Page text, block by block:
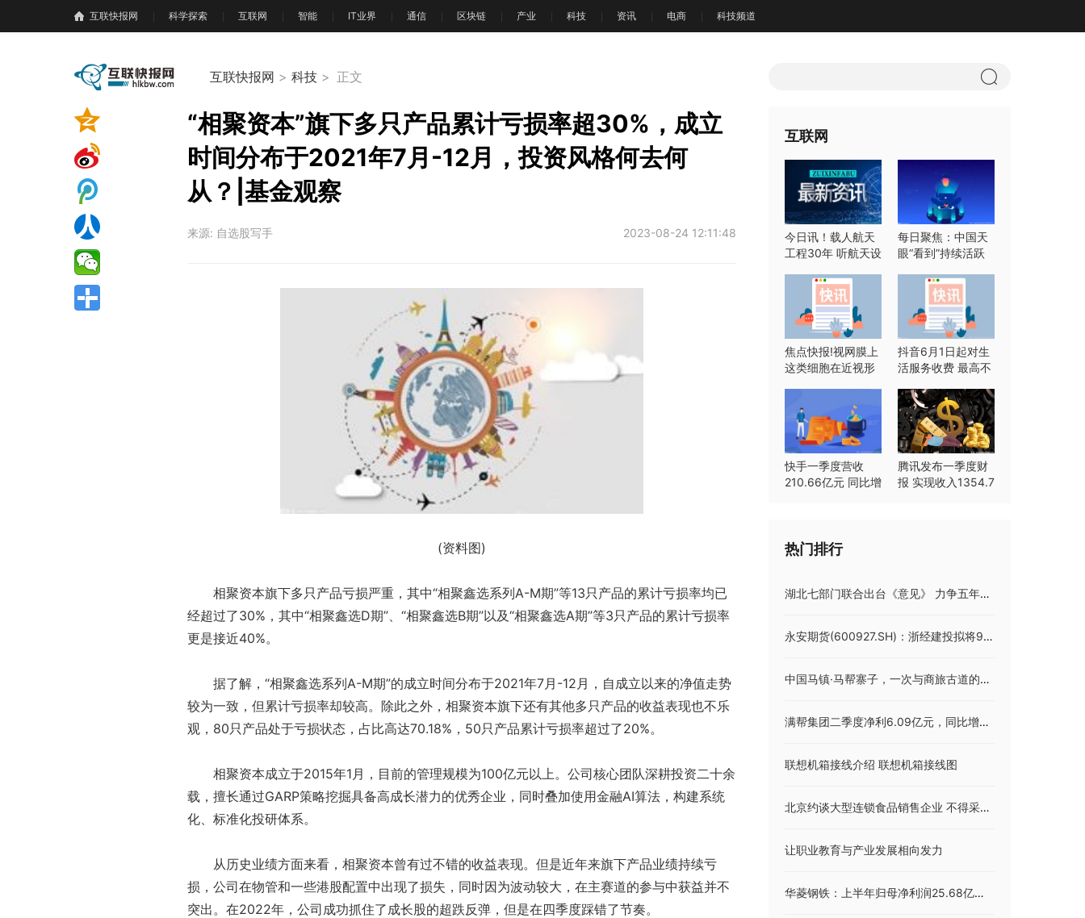
互联快报网 科学探索 互联网 智能 IT业界 通信 区块链 产业 科技 资讯 电商 科技频道
互联快报网 > 科技> 正文
“相聚资本”旗下多只产品累计亏损率超30%，成立
时间分布于2021年7月-12月，投资风格何去何
从？|基金观察
来源: 自选股写手 2023-08-24 12:11:48
(资料图)
相聚资本旗下多只产品亏损严重，其中“相聚鑫选系列A-M期”等13只产品的累计亏损率均已
经超过了30%，其中“相聚鑫选D期”、“相聚鑫选B期”以及“相聚鑫选A期”等3只产品的累计亏损率
更是接近40%。
据了解，“相聚鑫选系列A-M期”的成立时间分布于2021年7月-12月，自成立以来的净值走势
较为一致，但累计亏损率却较高。除此之外，相聚资本旗下还有其他多只产品的收益表现也不乐
观，80只产品处于亏损状态，占比高达70.18%，50只产品累计亏损率超过了20%。
相聚资本成立于2015年1月，目前的管理规模为100亿元以上。公司核心团队深耕投资二十余
载，擅长通过GARP策略挖掘具备高成长潜力的优秀企业，同时叠加使用金融AI算法，构建系统
化、标准化投研体系。
从历史业绩方面来看，相聚资本曾有过不错的收益表现。但是近年来旗下产品业绩持续亏
损，公司在物管和一些港股配置中出现了损失，同时因为波动较大，在主赛道的参与中获益并不
突出。在2022年，公司成功抓住了成长股的超跌反弹，但是在四季度踩错了节奏。
互联网
今日讯！载人航天
工程30年 听航天设
每日聚焦：中国天
眼“看到”持续活跃
焦点快报!视网膜上
这类细胞在近视形
抖音6月1日起对生
活服务收费 最高不
快手一季度营收
210.66亿元 同比增
腾讯发布一季度财
报 实现收入1354.7
热门排行
湖北七部门联合出台《意见》 力争五年内实现全省市州县工人文化宫全覆盖
永安期货(600927.SH)：浙经建投拟将9.48%股份无偿划转至浙江省交投
中国马镇·马帮寨子，一次与商旅古道的时空邂逅
满帮集团二季度净利6.09亿元，同比增近47倍
联想机箱接线介绍 联想机箱接线图
北京约谈大型连锁食品销售企业 不得采购销售经水淹或来历不明食品
让职业教育与产业发展相向发力
华菱钢铁：上半年归母净利润25.68亿元 同比降32.79% 钢材出口收入增长128.77%